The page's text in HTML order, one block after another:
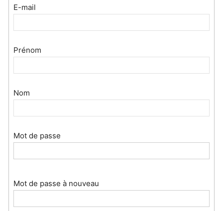
E-mail
Prénom
Nom
Mot de passe
Mot de passe à nouveau